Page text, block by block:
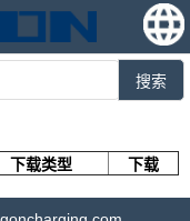
搜索
下载类型 下载